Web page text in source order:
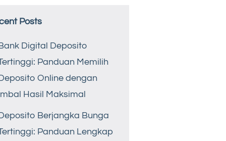
Posts
Digital Deposito
Panduan Memilih
Online dengan
Hasil Maksimal
Berjangka Bunga
Panduan Lengkap